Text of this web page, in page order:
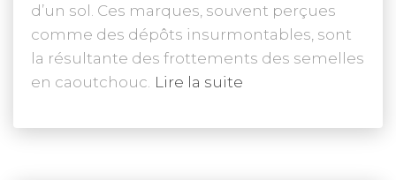
d’un sol. Ces marques, souvent perçues
comme des dépôts insurmontables, sont
la résultante des frottements des semelles
en caoutchouc. Lire la suite